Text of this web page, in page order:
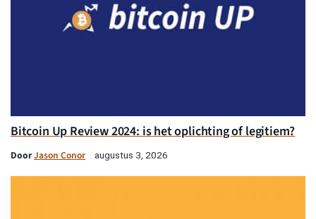
Bitcoin Up Review 2024: is het oplichting of legitiem?
DoorJason Conor augustus 3, 2026